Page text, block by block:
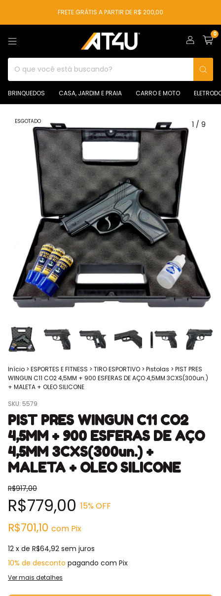
FRETE GRÁTIS A PARTIR DE R$ 200,00
0
BRINQUEDOS CASA, JARDIM E PRAIA CARRO E MOTO
ESGOTADO 1 / 9
Início > ESPORTES E FITNESS > TIRO ESPORTIVO > Pistolas > PIST PRES
WINGUN C11 CO2 4,5MM + 900 ESFERAS DE AÇO 4,5MM 3CXS(300un.)
+ MALETA + OLEO SILICONE
SKU: 5579
PIST PRES WINGUN C11 CO2
4,5MM + 900 ESFERAS DE AÇO
4,5MM 3CXS(300un.) +
MALETA + OLEO SILICONE
R$917,00
R$779,00 15% OFF
R$701,10 com Pix
12 x de R$64,92 sem juros
10% de desconto pagando com Pix
Ver mais detalhes